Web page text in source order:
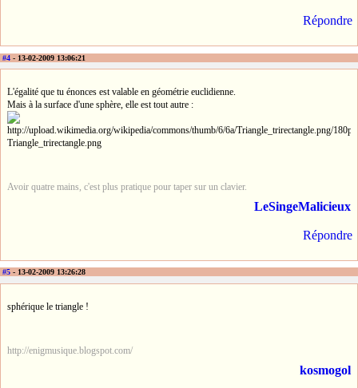
Répondre
#4 - 13-02-2009 13:06:21
L'égalité que tu énonces est valable en géométrie euclidienne.
Mais à la surface d'une sphère, elle est tout autre :
Avoir quatre mains, c'est plus pratique pour taper sur un clavier.
LeSingeMalicieux
Répondre
#5 - 13-02-2009 13:26:28
sphérique le triangle !
http://enigmusique.blogspot.com/
kosmogol